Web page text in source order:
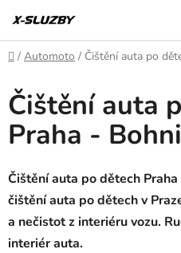
na
obsah
Domů
/ Automoto / Čištění auta po
Čištění auta
Praha -
Čištění auta po dětech
čištění auta po dětech v
a nečistot z interiéru vozu.
interiér auta.